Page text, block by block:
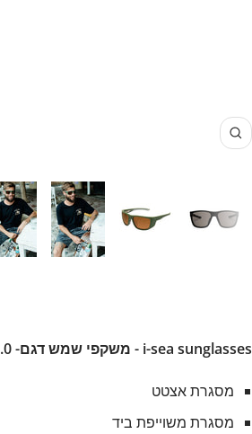
זום
i-sea sunglasses - משקפי שמש דגם- GREYSON 2.0
מסגרת אצטט
מסגרת משוייפת ביד